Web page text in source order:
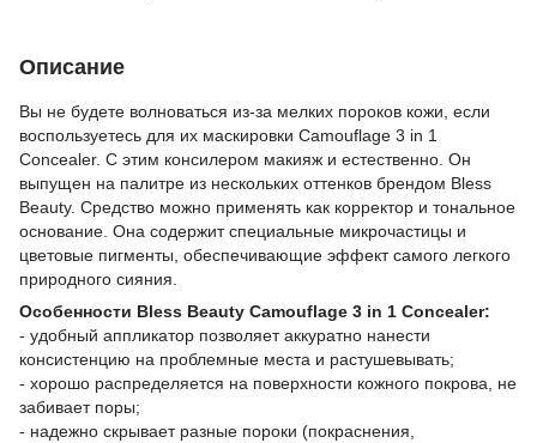
Описание
Вы не будете волноваться из-за мелких пороков кожи, если
воспользуетесь для их маскировки Camouflage 3 in 1
Concealer. С этим консилером макияж и естественно. Он
выпущен на палитре из нескольких оттенков брендом Bless
Beauty. Средство можно применять как корректор и тональное
основание. Она содержит специальные микрочастицы и
цветовые пигменты, обеспечивающие эффект самого легкого
природного сияния.
Особенности Bless Beauty Camouflage 3 in 1 Concealer:
- удобный аппликатор позволяет аккуратно нанести
консистенцию на проблемные места и растушевывать;
- хорошо распределяется на поверхности кожного покрова, не
забивает поры;
- надежно скрывает разные пороки (покраснения,